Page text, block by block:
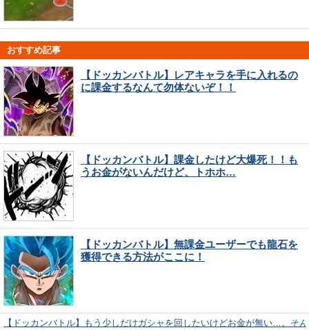
おすすめ記事
【ドッカンバトル】レアキャラを手に入れるの
に課金するなんて勿体ないぞ！！
【ドッカンバトル】課金したけど大爆死！！も
うお金がないんだけど、トホホ…
【ドッカンバトル】無課金ユーザーでも龍石を
獲得できる方法がここに！
【ドッカンバトル】もう少しだけガシャを回したいけどお金が無い…。そ